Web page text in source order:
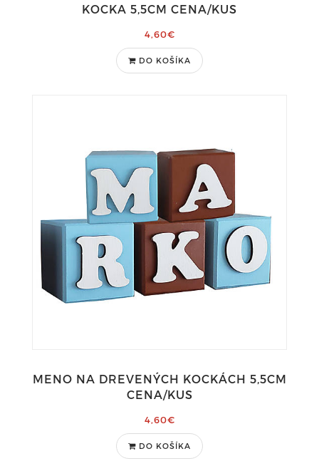
KOCKA 5,5CM CENA/KUS
4,60€
DO KOŠÍKA
MENO NA DREVENÝCH KOCKÁCH 5,5CM
CENA/KUS
4,60€
DO KOŠÍKA